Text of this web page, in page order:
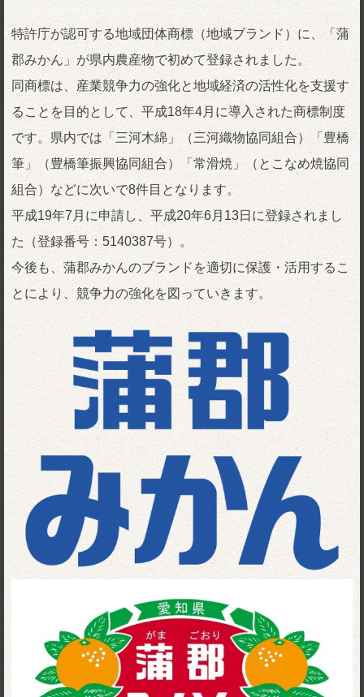
特許庁が認可する地域団体商標（地域ブランド）に、「蒲
郡みかん」が県内農産物で初めて登録されました。
同商標は、産業競争力の強化と地域経済の活性化を支援す
ることを目的として、平成18年4月に導入された商標制度
です。県内では「三河木綿」（三河織物協同組合）「豊橋
筆」（豊橋筆振興協同組合）「常滑焼」（とこなめ焼協同
組合）などに次いで8件目となります。
平成19年7月に申請し、平成20年6月13日に登録されまし
た（登録番号：5140387号）。
今後も、蒲郡みかんのブランドを適切に保護・活用するこ
とにより、競争力の強化を図っていきます。